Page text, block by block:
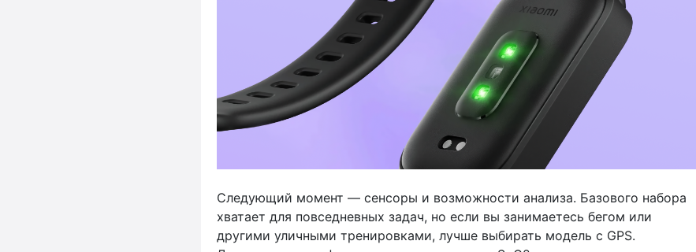
Следующий момент — сенсоры и возможности анализа. Базового набора
хватает для повседневных задач, но если вы занимаетесь бегом или
другими уличными тренировками, лучше выбирать модель с GPS.